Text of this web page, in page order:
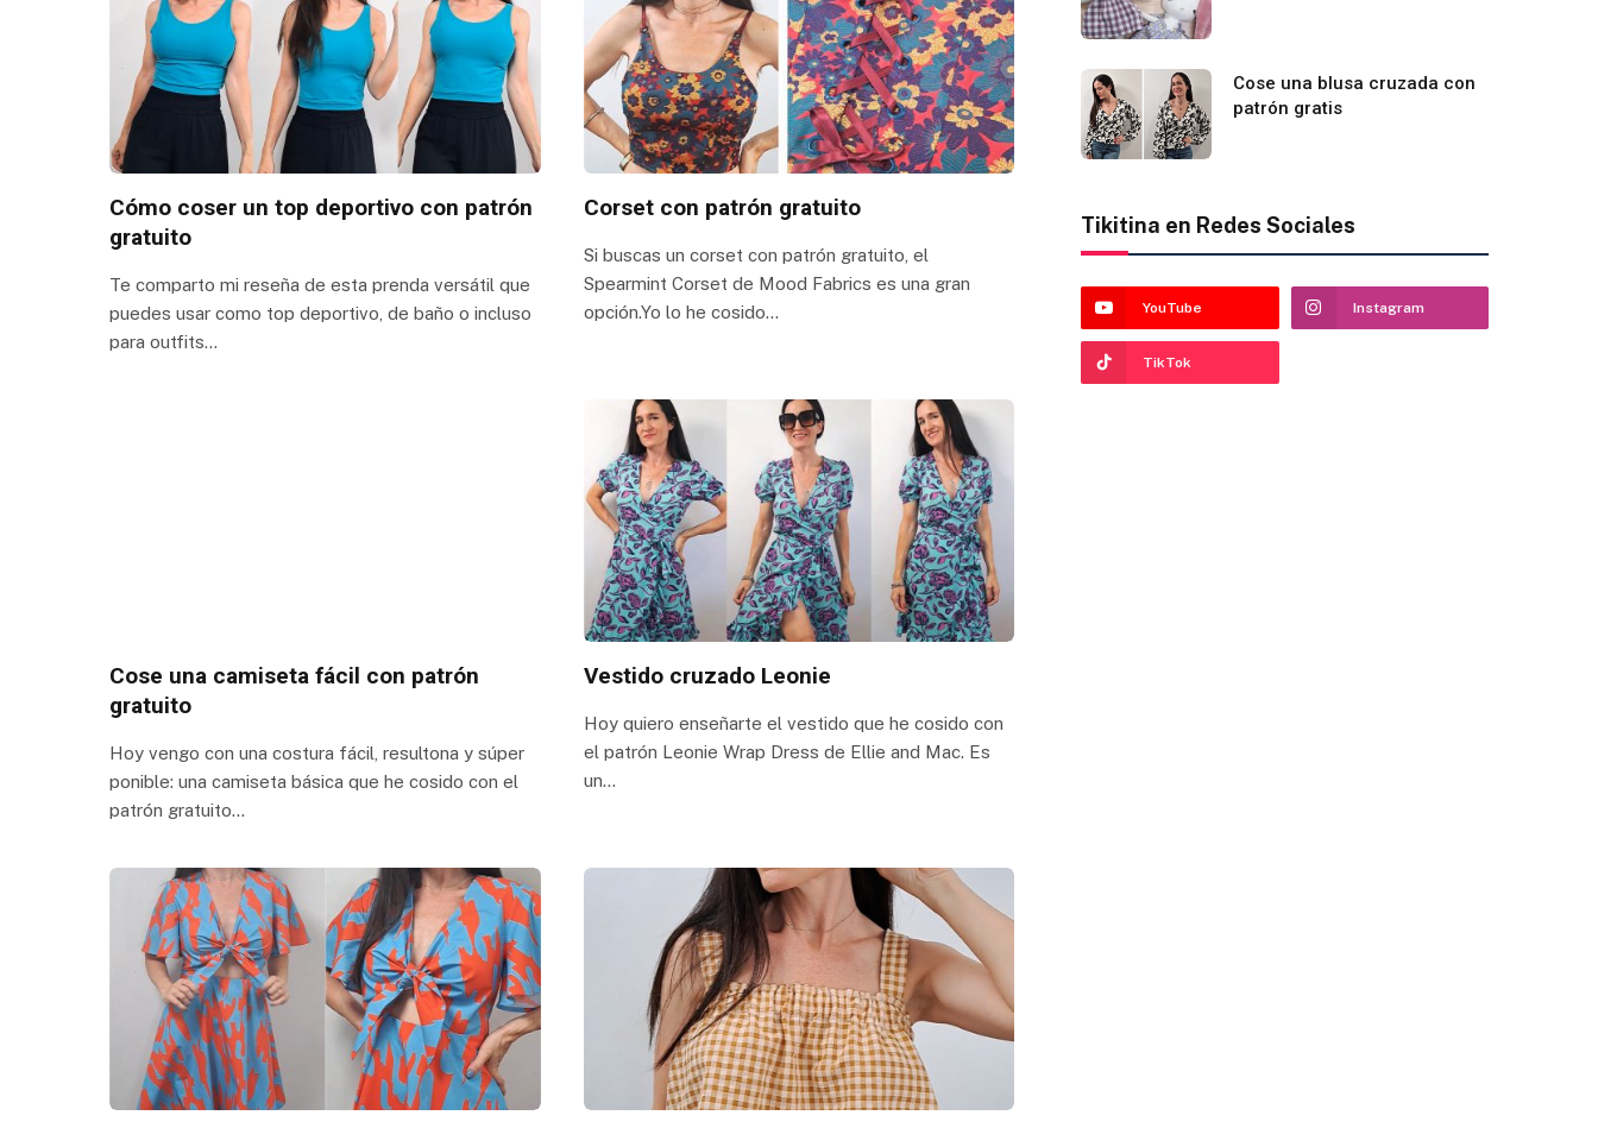
Cómo coser un top deportivo con patrón
gratuito
Te comparto mi reseña de esta prenda versátil que
puedes usar como top deportivo, de baño o incluso
para outfits…
Corset con patrón gratuito
Si buscas un corset con patrón gratuito, el
Spearmint Corset de Mood Fabrics es una gran
opción.Yo lo he cosido…
Cose una camiseta fácil con patrón
gratuito
Hoy vengo con una costura fácil, resultona y súper
ponible: una camiseta básica que he cosido con el
patrón gratuito…
Vestido cruzado Leonie
Hoy quiero enseñarte el vestido que he cosido con
el patrón Leonie Wrap Dress de Ellie and Mac. Es
un…
Cose una blusa cruzada con
patrón gratis
Tikitina en Redes Sociales
YouTube Instagram
TikTok